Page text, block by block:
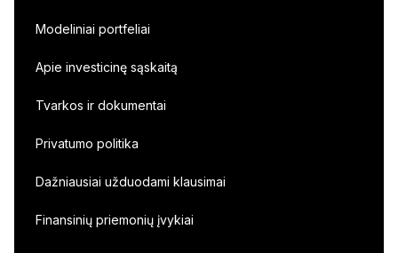
Modeliniai portfeliai
Apie investicinę sąskaitą
Tvarkos ir dokumentai
Privatumo politika
Dažniausiai užduodami klausimai
Finansinių priemonių įvykiai